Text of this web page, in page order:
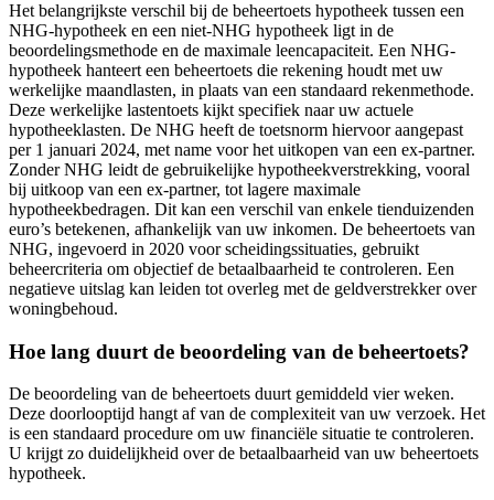
Het belangrijkste verschil bij de beheertoets hypotheek tussen een
NHG-hypotheek en een niet-NHG hypotheek ligt in de
beoordelingsmethode en de maximale leencapaciteit. Een NHG-
hypotheek hanteert een beheertoets die rekening houdt met uw
werkelijke maandlasten, in plaats van een standaard rekenmethode.
Deze werkelijke lastentoets kijkt specifiek naar uw actuele
hypotheeklasten. De NHG heeft de toetsnorm hiervoor aangepast
per 1 januari 2024, met name voor het uitkopen van een ex-partner.
Zonder NHG leidt de gebruikelijke hypotheekverstrekking, vooral
bij uitkoop van een ex-partner, tot lagere maximale
hypotheekbedragen. Dit kan een verschil van enkele tienduizenden
euro’s betekenen, afhankelijk van uw inkomen. De beheertoets van
NHG, ingevoerd in 2020 voor scheidingssituaties, gebruikt
beheercriteria om objectief de betaalbaarheid te controleren. Een
negatieve uitslag kan leiden tot overleg met de geldverstrekker over
woningbehoud.
Hoe lang duurt de beoordeling van de beheertoets?
De beoordeling van de beheertoets duurt gemiddeld vier weken.
Deze doorlooptijd hangt af van de complexiteit van uw verzoek. Het
is een standaard procedure om uw financiële situatie te controleren.
U krijgt zo duidelijkheid over de betaalbaarheid van uw beheertoets
hypotheek.